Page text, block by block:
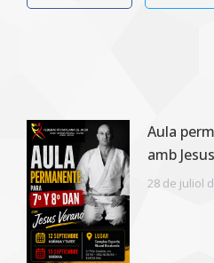
Aula
amb
28 de juliol